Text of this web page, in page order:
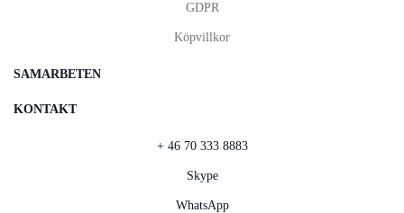
GDPR
Köpvillkor
SAMARBETEN
KONTAKT
+ 46 70 333 8883
Skype
WhatsApp